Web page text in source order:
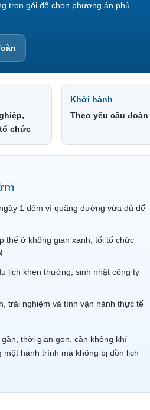
trọn gói để chọn phương án phù
chức
Khởi hành
Theo yêu cầu đoàn
1 đêm vì quãng đường vừa đủ để
thể ở không gian xanh, tối tổ chức
lịch khen thưởng, sinh nhật công ty
trải nghiệm và tính vận hành thực tế
thời gian gọn, cần không khí
hành trình mà không bị dồn lịch